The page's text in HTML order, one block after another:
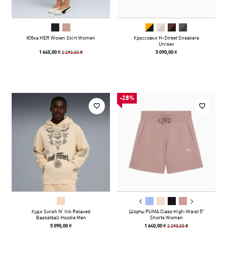
Юбка HER Woven Skirt Women
1 640,00 ₴2 290,00 ₴
Кроссовки H-Street Sneakers
Unisex
5 090,00 ₴
Худи Swish N' Ink Relaxed
Basketball Hoodie Men
5 090,00 ₴
-28%
Шорты PUMA Class High-Waist 5"
Shorts Women
1 640,00 ₴2 290,00 ₴